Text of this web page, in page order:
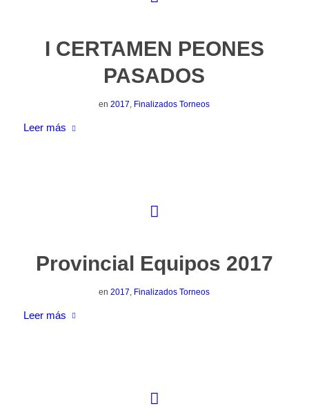
I CERTAMEN PEONES
PASADOS
en2017, Finalizados Torneos
Leer más
Provincial Equipos 2017
en2017 Finalizados Torneos
Leer más